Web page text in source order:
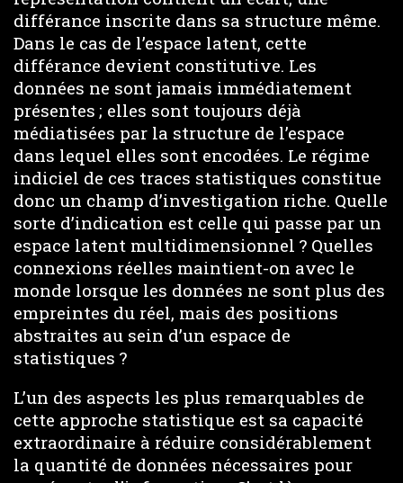
différance inscrite dans sa structure même.
Dans le cas de l’espace latent, cette
différance devient constitutive. Les
données ne sont jamais immédiatement
présentes ; elles sont toujours déjà
médiatisées par la structure de l’espace
dans lequel elles sont encodées. Le régime
indiciel de ces traces statistiques constitue
donc un champ d’investigation riche. Quelle
sorte d’indication est celle qui passe par un
espace latent multidimensionnel ? Quelles
connexions réelles maintient-on avec le
monde lorsque les données ne sont plus des
empreintes du réel, mais des positions
abstraites au sein d’un espace de
statistiques ?
L’un des aspects les plus remarquables de
cette approche statistique est sa capacité
extraordinaire à réduire considérablement
la quantité de données nécessaires pour